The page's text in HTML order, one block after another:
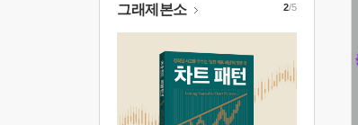
그래제본소 2/5